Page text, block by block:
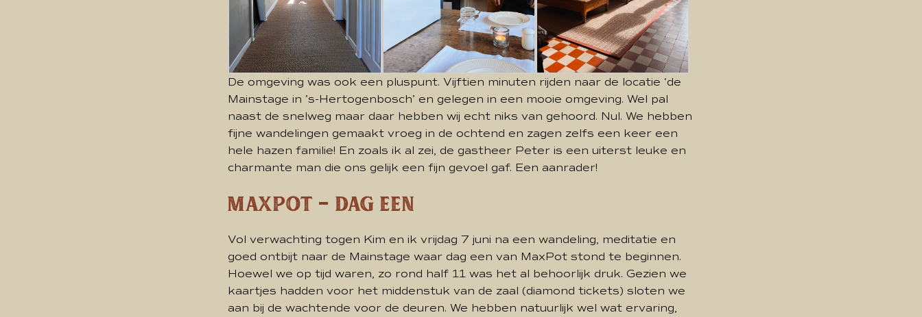
De omgeving was ook een pluspunt. Vijftien minuten rijden naar de locatie ‘de
Mainstage in ’s-Hertogenbosch’ en gelegen in een mooie omgeving. Wel pal
naast de snelweg maar daar hebben wij echt niks van gehoord. Nul. We hebben
fijne wandelingen gemaakt vroeg in de ochtend en zagen zelfs een keer een
hele hazen familie! En zoals ik al zei, de gastheer Peter is een uiterst leuke en
charmante man die ons gelijk een fijn gevoel gaf. Een aanrader!
Maxpot – Dag een
Vol verwachting togen Kim en ik vrijdag 7 juni na een wandeling, meditatie en
goed ontbijt naar de Mainstage waar dag een van MaxPot stond te beginnen.
Hoewel we op tijd waren, zo rond half 11 was het al behoorlijk druk. Gezien we
kaartjes hadden voor het middenstuk van de zaal (diamond tickets) sloten we
aan bij de wachtende voor de deuren. We hebben natuurlijk wel wat ervaring,